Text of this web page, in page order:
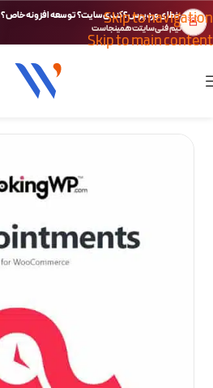
Skip to navigation
Skip to main content
🚨 خطای وردپرس؟ کندی سایت؟ توسعه افزونه خاص؟
تیم فنی سایتت همینجاست